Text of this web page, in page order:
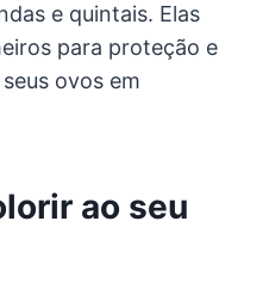
e quintais. Elas
para proteção e
ovos em
ao seu